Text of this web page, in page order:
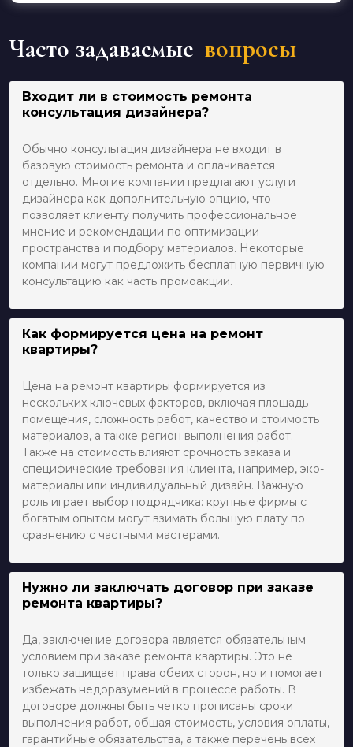
Часто задаваемые вопросы
Входит ли в стоимость ремонта
консультация дизайнера?
Обычно консультация дизайнера не входит в
базовую стоимость ремонта и оплачивается
отдельно. Многие компании предлагают услуги
дизайнера как дополнительную опцию, что
позволяет клиенту получить профессиональное
мнение и рекомендации по оптимизации
пространства и подбору материалов. Некоторые
компании могут предложить бесплатную первичную
консультацию как часть промоакции.
Как формируется цена на ремонт
квартиры?
Цена на ремонт квартиры формируется из
нескольких ключевых факторов, включая площадь
помещения, сложность работ, качество и стоимость
материалов, а также регион выполнения работ.
Также на стоимость влияют срочность заказа и
специфические требования клиента, например, эко-
материалы или индивидуальный дизайн. Важную
роль играет выбор подрядчика: крупные фирмы с
богатым опытом могут взимать большую плату по
сравнению с частными мастерами.
Нужно ли заключать договор при заказе
ремонта квартиры?
Да, заключение договора является обязательным
условием при заказе ремонта квартиры. Это не
только защищает права обеих сторон, но и помогает
избежать недоразумений в процессе работы. В
договоре должны быть четко прописаны сроки
выполнения работ, общая стоимость, условия оплаты,
гарантийные обязательства, а также перечень всех